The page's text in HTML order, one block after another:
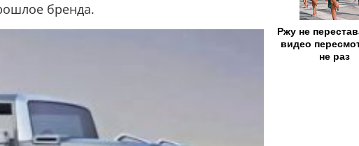
бренда.
Ржу не
видео
не раз